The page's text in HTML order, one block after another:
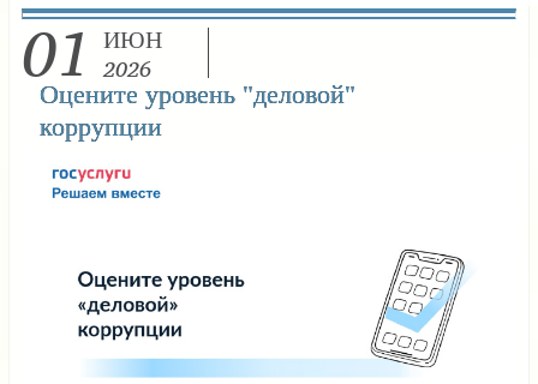
01 ИЮН
2026
Оцените уровень "деловой"
коррупции